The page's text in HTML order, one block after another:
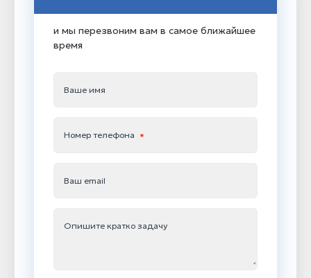
и мы перезвоним вам в самое ближайшее
время
Ваше имя
Номер телефона
Ваш email
Опишите кратко задачу